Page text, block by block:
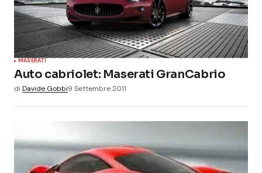
MASERATI
Auto cabriolet: Maserati GranCabrio
di Davide Gobbi9 Settembre 2011